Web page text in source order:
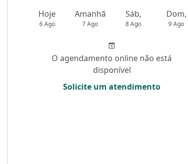
Hoje
6 Ago
Amanhã
7 Ago
Sáb,
8 Ago
Dom,
9 Ago
O agendamento online não está
disponível
Solicite um atendimento